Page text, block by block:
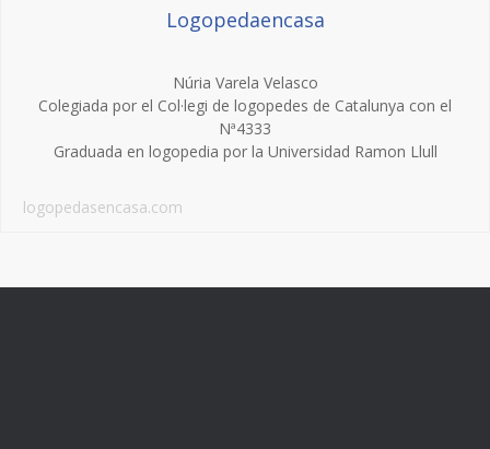
Logopedaencasa
Núria Varela Velasco
Colegiada por el Col·legi de logopedes de Catalunya con el
Nª4333
Graduada en logopedia por la Universidad Ramon Llull
logopedasencasa.com